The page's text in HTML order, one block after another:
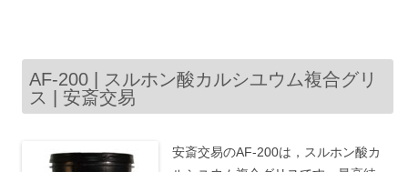
AF-200 | スルホン酸カルシユウム複合グリ
ス | 安斎交易
安斎交易のAF-200は，スルホン酸カ